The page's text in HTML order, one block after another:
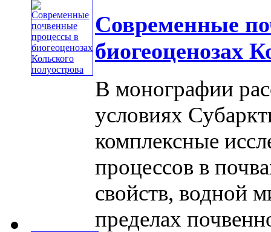
Современные
биогеоценозах
В монографии
условиях
комплексные
процессов в
свойств, водной
пределах